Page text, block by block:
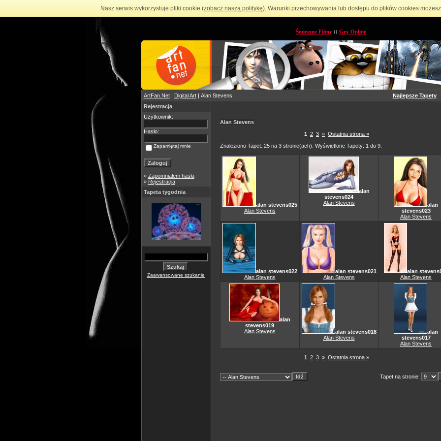
Nasz serwis wykorzystuje pliki cookie (zobacz naszą politykę). Warunki przechowywania lub dostępu do plików cookies
Śmieszne Filmy:: Gry Online
ArtFan.Net| Digital Art| Alan Stevens
Najlepsze Tapety
Rejestracja
Użytkownik:
Hasło:
Zapamiętaj mnie
» Zapomniałem hasła
» Rejestracja
Tapeta tygodnia
Zaawansowane szukanie
Alan Stevens
1 2 3 » Ostatnia strona »
Znaleziono Tapet: 25 na 3 stronie(ach). Wyświetlone Tapety: 1 do 9.
alan stevens025
Alan Stevens
alan
stevens024
Alan Stevens
alan
stevens023
Alan Stevens
alan stevens022
Alan Stevens
alan stevens021
Alan Stevens
alan
Alan Stevens
alan
stevens019
Alan Stevens
alan stevens018
Alan Stevens
alan
stevens017
Alan Stevens
1 2 3 » Ostatnia strona »
Tapet na stronie: